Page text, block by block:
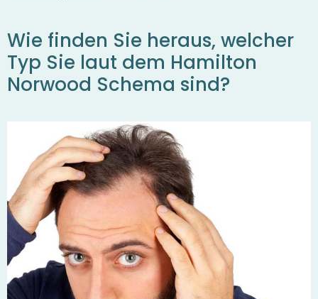
Wie finden Sie heraus, welcher
Typ Sie laut dem Hamilton
Norwood Schema sind?